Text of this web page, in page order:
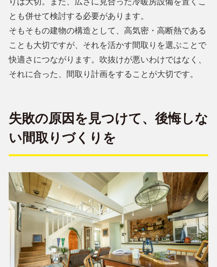
りは大切。また、広さに見合った冷暖房設備を置くこ
とも併せて検討する必要があります。
そもそもの建物の構造として、高気密・高断熱である
ことも大切ですが、それを活かす間取りを選ぶことで
快適さにつながります。吹抜けが悪いわけではなく、
それに合った、間取り計画をすることが大切です。
失敗の原因を見つけて、後悔しな
い間取りづくりを